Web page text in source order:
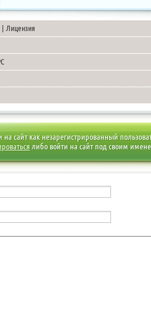
| Лицензия
сайт как незарегистрированный
либо войти на сайт под своим